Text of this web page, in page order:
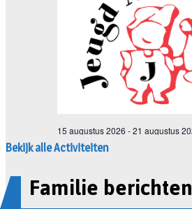
Bekijk alle Activiteiten
Familie berichten